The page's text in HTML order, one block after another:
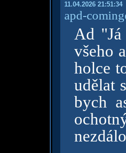
11.04.2026 21:51:34
apd-
Ad
všeho
holce
udělat
bych